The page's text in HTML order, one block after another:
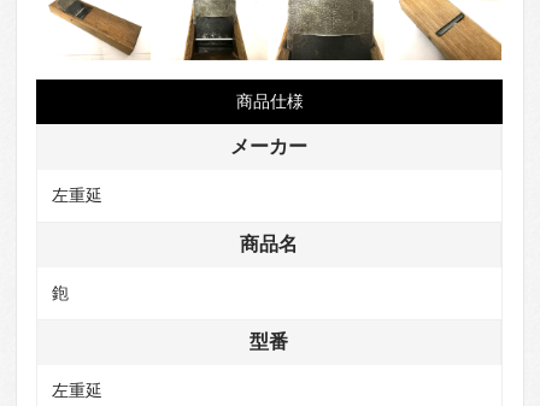
商品仕様
メーカー
左重延
商品名
鉋
型番
左重延